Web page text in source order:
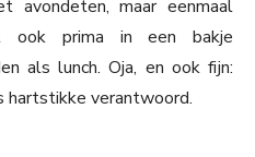
avondeten, maar eenmaal
ook prima in een bakje
als lunch. Oja, en ook fijn:
hartstikke verantwoord.